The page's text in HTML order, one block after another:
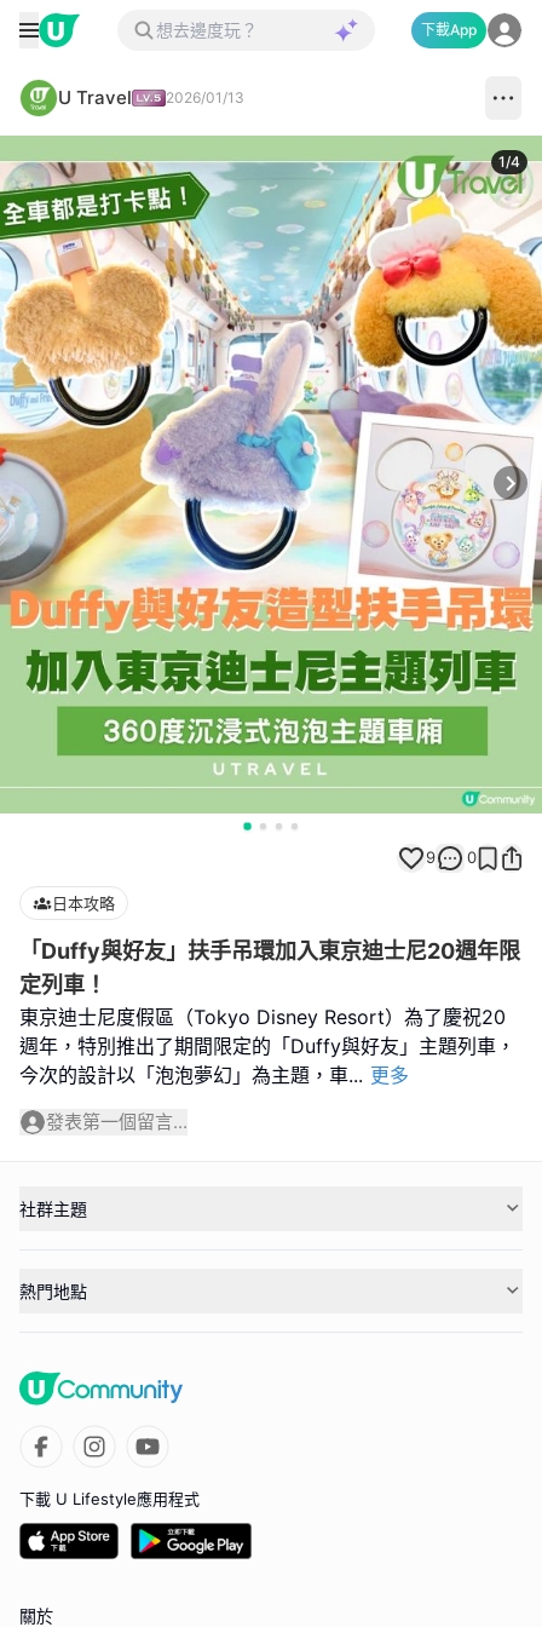
下載App
U Travel 2026/01/13
1/4
9 0
日本攻略
「Duffy與好友」扶手吊環加入東京迪士尼20週年限
定列車！
東京迪士尼度假區（Tokyo Disney Resort）為了慶祝20
週年，特別推出了期間限定的「Duffy與好友」主題列車，
今次的設計以「泡泡夢幻」為主題，車... 更多
發表第一個留言...
社群主題
熱門地點
下載 U Lifestyle應用程式
關於